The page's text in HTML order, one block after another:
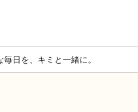
日を、キミと一緒に。